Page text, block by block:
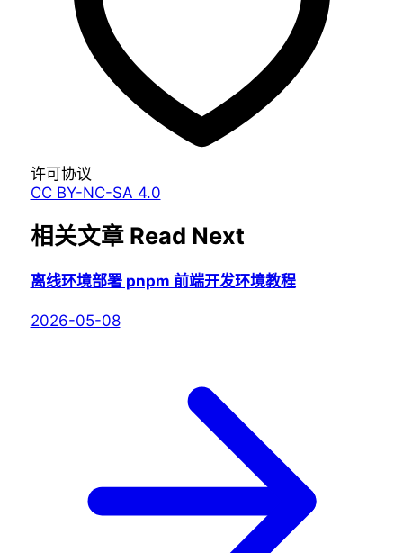
许可协议
CC BY-NC-SA 4.0
相关文章 Read Next
离线环境部署 pnpm 前端开发环境教程
2026-05-08